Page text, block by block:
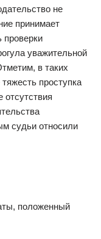
не
принимает
проверки
уважительной
в таких
проступка
отсутствия
судьи относили
положенный